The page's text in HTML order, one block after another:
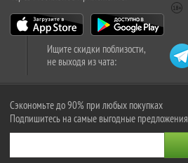
Ищите скидки поблизости,
не выходя из чата:
Сэкономьте до 90% при любых покупках
Подпишитесь на самые выгодные предложения